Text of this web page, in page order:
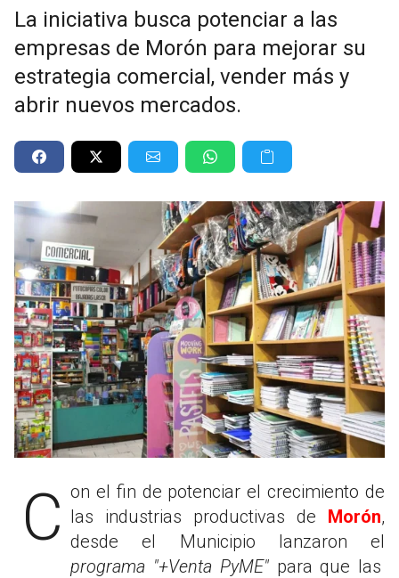
La iniciativa busca potenciar a las
empresas de Morón para mejorar su
estrategia comercial, vender más y
abrir nuevos mercados.
Con el fin de potenciar el crecimiento de las industrias productivas de Morón,
desde el Municipio lanzaron el
programa "+Venta PyME" para que las